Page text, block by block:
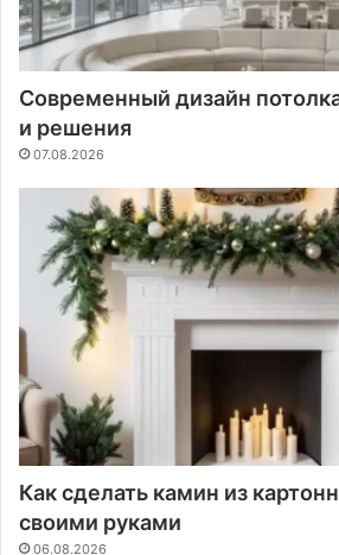
Современный дизайн
и решения
07.08.2026
Как сделать камин из
своими руками
06.08.2026